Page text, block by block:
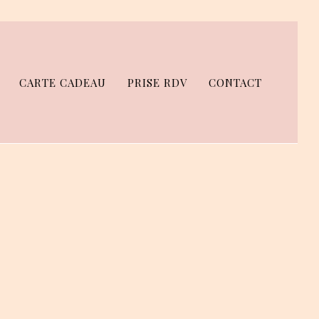
CARTE CADEAU PRISE RDV CONTACT